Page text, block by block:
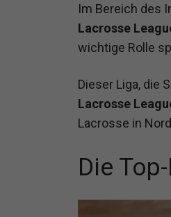
Im Bereich des
Lacrosse
wichtige Rolle
Dieser Liga, die
Lacrosse
Lacrosse in
Die